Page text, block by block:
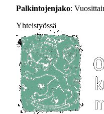
Palkintojenjako:
Yhteistyössä